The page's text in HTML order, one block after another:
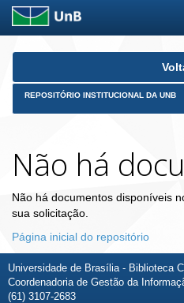
Skip
REPOSITÓRIO INSTITUCIONAL DA UNB
Não há
Não há documentos disponíveis
sua solicitação.
Página inicial do repositório
Universidade de Brasília - Biblioteca
Coordenadoria de Gestão da
(61) 3107-2683